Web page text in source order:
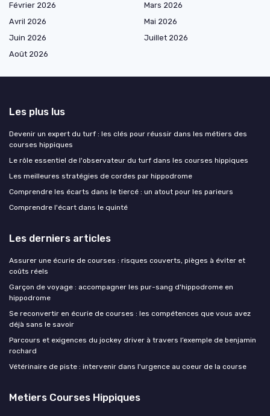
Février 2026
Mars 2026
Avril 2026
Mai 2026
Juin 2026
Juillet 2026
Août 2026
Les plus lus
Devenir un expert du turf : les clés pour réussir dans les métiers des
courses hippiques
Le rôle essentiel de l'observateur du turf dans les courses hippiques
Les meilleures stratégies de cordes par hippodrome
Comprendre les écarts dans le tiercé : un atout pour les parieurs
Comprendre l'écart dans le quinté
Les derniers articles
Assurer une écurie de courses : risques couverts, pièges à éviter et
coûts réels
Garçon de voyage : accompagner les pur-sang d'hippodrome en
hippodrome
Se reconvertir en écurie de courses : les compétences que vous avez
déjà sans le savoir
Parcours et exigences du jockey driver à travers l’exemple de benjamin
rochard
Vétérinaire de piste : intervenir dans l'urgence au coeur de la course
Metiers Courses Hippiques